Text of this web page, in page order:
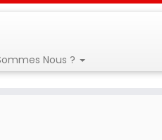
Nous ?